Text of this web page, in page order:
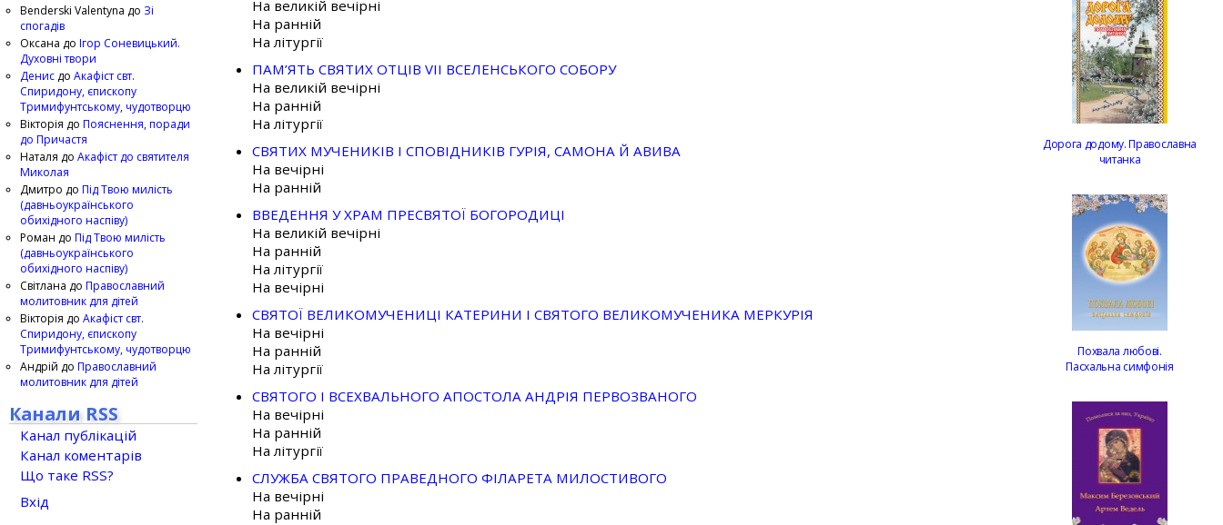
На великій вечірні
На ранній
На літургії
ПАМ’ЯТЬ СВЯТИХ ОТЦІВ VII ВСЕЛЕНСЬКОГО СОБОРУ
На великій вечірні
На ранній
На літургії
СВЯТИХ МУЧЕНИКІВ І СПОВІДНИКІВ ГУРІЯ, САМОНА Й АВИВА
На вечірні
На ранній
ВВЕДЕННЯ У ХРАМ ПРЕСВЯТОЇ БОГОРОДИЦІ
На великій вечірні
На ранній
На літургії
На вечірні
СВЯТОЇ ВЕЛИКОМУЧЕНИЦІ КАТЕРИНИ І СВЯТОГО ВЕЛИКОМУЧЕНИКА МЕРКУРІЯ
На вечірні
На ранній
На літургії
СВЯТОГО І ВСЕХВАЛЬНОГО АПОСТОЛА АНДРІЯ ПЕРВОЗВАНОГО
На вечірні
На ранній
На літургії
СЛУЖБА СВЯТОГО ПРАВЕДНОГО ФІЛАРЕТА МИЛОСТИВОГО
На вечірні
На ранній
Benderski Valentyna до Зі
спогадів
Оксана до Ігор Соневицький.
Духовні твори
Денис до Акафіст свт.
Спиридону, єпископу
Тримифунтському, чудотворцю
Вікторія до Пояснення, поради
до Причастя
Наталя до Акафіст до святителя
Миколая
Дмитро до Під Твою милість
(давньоукраїнського
обихідного наспіву)
Роман до Під Твою милість
(давньоукраїнського
обихідного наспіву)
Світлана до Православний
молитовник для дітей
Вікторія до Акафіст свт.
Спиридону, єпископу
Тримифунтському, чудотворцю
Андрій до Православний
молитовник для дітей
Канали RSS
Канал публікацій
Канал коментарів
Що таке RSS?
Вхід
Дорога додому. Православна
читанка
Похвала любові.
Пасхальна симфонія